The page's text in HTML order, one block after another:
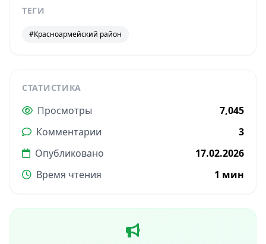
ТЕГИ
#Красноармейский район
СТАТИСТИКА
Просмотры
7,045
Комментарии
3
Опубликовано
17.02.2026
Время чтения
1 мин